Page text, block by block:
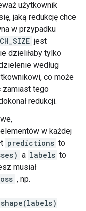
użytkownik
jaką redukcję chce
w przypadku
jest
dzieliłaby tylko
według
co może
zamiast tego
redukcji.
w każdej
predictions to
a labels to
musiał
, np.